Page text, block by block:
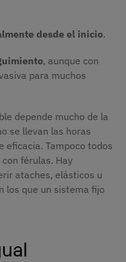
desde el inicio.
, aunque con
para muchos
depende mucho de la
se llevan las horas
eficacia. Tampoco todos
férulas. Hay
ataches, elásticos u
los que un sistema fijo